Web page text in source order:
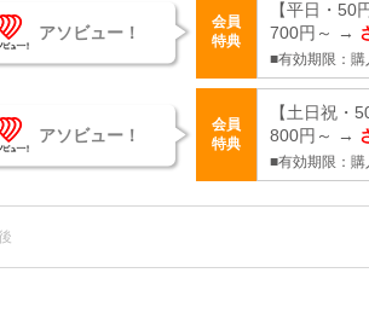
アソビュー！
会員
特典
【平日・
700円～ →
■有効期限：
アソビュー！
会員
特典
【土日祝・
800円～ →
■有効期限：